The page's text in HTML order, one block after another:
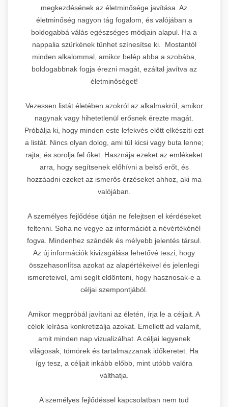
megkezdésének az életminősége javítása. Az
életminőség nagyon tág fogalom, és valójában a
boldogabbá válás egészséges módjain alapul. Ha a
nappalia szürkének tűnhet színesítse ki. Mostantól
minden alkalommal, amikor belép abba a szobába,
boldogabbnak fogja érezni magát, ezáltal javítva az
életminőséget!
Vezessen listát életében azokról az alkalmakról, amikor
nagynak vagy hihetetlenül erősnek érezte magát.
Próbálja ki, hogy minden este lefekvés előtt elkészíti ezt
a listát. Nincs olyan dolog, ami túl kicsi vagy buta lenne;
rajta, és sorolja fel őket. Hasznája ezeket az emlékeket
arra, hogy segítsenek előhívni a belső erőt, és
hozzáadni ezeket az ismerős érzéseket ahhoz, aki ma
valójában.
A személyes fejlődése útján ne felejtsen el kérdéseket
feltenni. Soha ne vegye az információt a névértékénél
fogva. Mindenhez szándék és mélyebb jelentés társul.
Az új információk kivizsgálása lehetővé teszi, hogy
összehasonlítsa azokat az alapértékeivel és jelenlegi
ismereteivel, ami segít eldönteni, hogy hasznosak-e a
céljai szempontjából.
Amikor megpróbál javítani az életén, írja le a céljait. A
célok leírása konkretizálja azokat. Emellett ad valamit,
amit minden nap vizualizálhat. A céljai legyenek
világosak, tömörek és tartalmazzanak időkeretet. Ha
így tesz, a céljait inkább előbb, mint utóbb valóra
válthatja.
A személyes fejlődéssel kapcsolatban nem tud